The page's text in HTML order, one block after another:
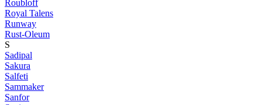
Roubloff
Royal Talens
Runway
Rust-Oleum
S
Sadipal
Sakura
Salfeti
Sammaker
Sanfor